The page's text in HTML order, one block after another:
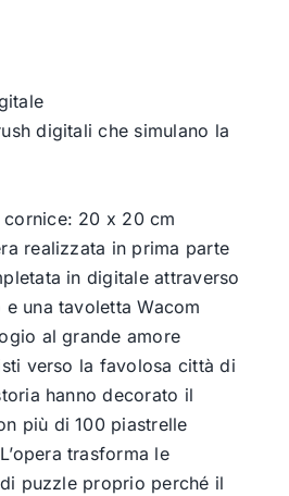
digitali che simulano la
cornice: 20 x 20 cm
realizzata in prima parte
in digitale attraverso
e una tavoletta Wacom
al grande amore
verso la favolosa città di
hanno decorato il
più di 100 piastrelle
trasforma le
puzzle proprio perché il